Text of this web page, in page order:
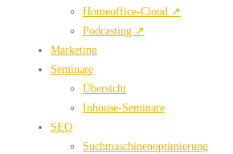
Homeoffice-Cloud ↗
Podcasting ↗
Marketing
Seminare
Übersicht
Inhouse-Seminare
SEO
Suchmaschinenoptimierung